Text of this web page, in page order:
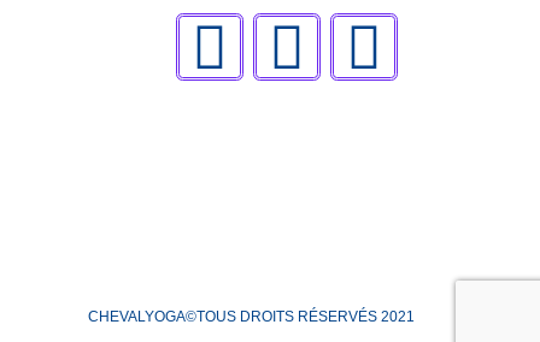
CHEVALYOGA©TOUS DROITS RÉSERVÉS 2021